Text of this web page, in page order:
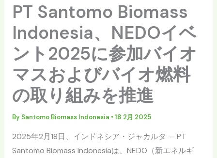
PT Santomo Biomass
Indonesia、NEDOイベ
ント2025に参加バイオ
マスおよびバイオ燃料
の取り組みを推進
By Santomo Biomass Indonesia • 18 2月 2025
2025年2月18日、インドネシア・ジャカルタ — PT
Santomo Biomass Indonesiaは、NEDO（新エネルギ